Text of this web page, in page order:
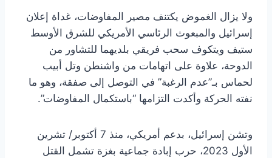
ولا يزال الغموض يكتنف مصير المفاوضات، غداة إعلان
إسرائيل والمبعوث الرئاسي الأمريكي للشرق الأوسط
ستيف ويتكوف سحب فريقي بلديهما للتشاور من
الدوحة، علاوة على اتهامات من واشنطن وتل أبيب
لحماس بـ”عدم الرغبة” في التوصل إلى صفقة، وهو ما
نفته الحركة وأكدت التزامها “باستكمال المفاوضات”.
وتشن إسرائيل، بدعم أمريكي، منذ 7 أكتوبر/ تشرين
الأول 2023، حرب إبادة جماعية بغزة تشمل القتل